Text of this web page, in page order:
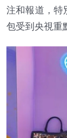
注和報道，特
包受到央視重